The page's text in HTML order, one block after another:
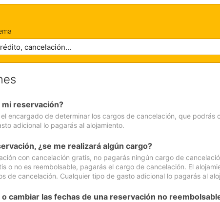
mi reservación?
el encargado de determinar los cargos de cancelación, que podrás
adicional lo pagarás al alojamiento.
¿se me realizará algún cargo?
con cancelación gratis, no pagarás ningún cargo de
o no es reembolsable, pagarás el cargo de cancelación. El
de cancelación. Cualquier tipo de gasto adicional lo pagarás al
o cambiar las fechas de una reservación no